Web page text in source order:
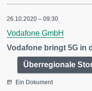
26.10.2020 – 09:30
Vodafone GmbH
Vodafone bringt 5G in
Überregionale
Ein Dokument